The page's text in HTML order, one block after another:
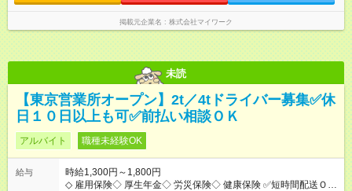
掲載元企業名 株式会社マイワーク
未読
【東京営業所オープン】2t／4tドライバー募集✅休
日１０日以上も可✅前払い相談ＯＫ
アルバイト 職種未経験OK
給与
時給1,300円～1,800円
◇ 雇用保険◇ 厚生年金◇ 労災保険◇ 健康保険 ✅短時間配送Ｏ